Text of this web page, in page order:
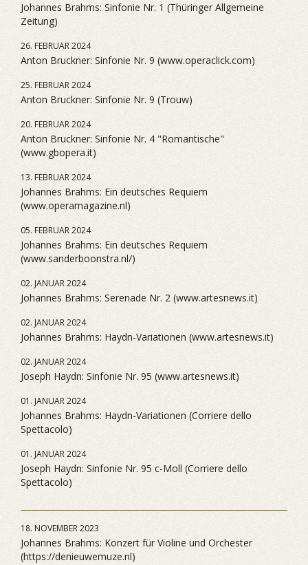
Johannes Brahms: Sinfonie Nr. 1 (Thüringer Allgemeine
Zeitung)
26. FEBRUAR 2024
Anton Bruckner: Sinfonie Nr. 9 (www.operaclick.com)
25. FEBRUAR 2024
Anton Bruckner: Sinfonie Nr. 9 (Trouw)
20. FEBRUAR 2024
Anton Bruckner: Sinfonie Nr. 4 "Romantische"
(www.gbopera.it)
13. FEBRUAR 2024
Johannes Brahms: Ein deutsches Requiem
(www.operamagazine.nl)
05. FEBRUAR 2024
Johannes Brahms: Ein deutsches Requiem
(www.sanderboonstra.nl/)
02. JANUAR 2024
Johannes Brahms: Serenade Nr. 2 (www.artesnews.it)
02. JANUAR 2024
Johannes Brahms: Haydn-Variationen (www.artesnews.it)
02. JANUAR 2024
Joseph Haydn: Sinfonie Nr. 95 (www.artesnews.it)
01. JANUAR 2024
Johannes Brahms: Haydn-Variationen (Corriere dello
Spettacolo)
01. JANUAR 2024
Joseph Haydn: Sinfonie Nr. 95 c-Moll (Corriere dello
Spettacolo)
18. NOVEMBER 2023
Johannes Brahms: Konzert für Violine und Orchester
(https://denieuwemuze.nl)